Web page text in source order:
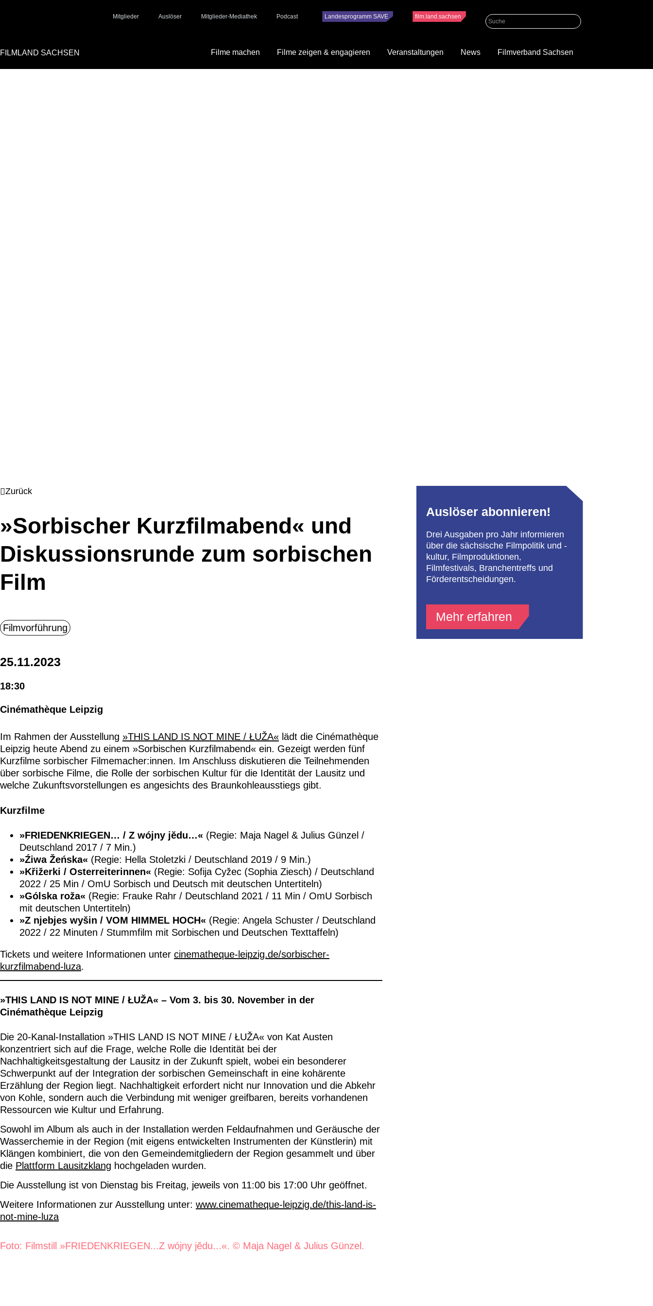
Mitglieder Auslöser Mitglieder-Mediathek Podcast Landesprogramm SAVE film.land.sachsen
FILMLAND SACHSEN Filme machen Filme zeigen & engagieren Veranstaltungen News Filmverband Sachsen
Zurück
»Sorbischer Kurzfilmabend« und
Diskussionsrunde zum sorbischen
Film
25.11.2023
18:30
Cinémathèque Leipzig
Im Rahmen der Ausstellung »THIS LAND IS NOT MINE / ŁUŽA« lädt die Cinémathèque
Leipzig heute Abend zu einem »Sorbischen Kurzfilmabend« ein. Gezeigt werden fünf
Kurzfilme sorbischer Filmemacher:innen. Im Anschluss diskutieren die Teilnehmenden
über sorbische Filme, die Rolle der sorbischen Kultur für die Identität der Lausitz und
welche Zukunftsvorstellungen es angesichts des Braunkohleausstiegs gibt.
Kurzfilme
»FRIEDENKRIEGEN… / Z wójny jĕdu…« (Regie: Maja Nagel & Julius Günzel /
Deutschland 2017 / 7 Min.)
»Źiwa Žeńska« (Regie: Hella Stoletzki / Deutschland 2019 / 9 Min.)
»Křižerki / Osterreiterinnen« (Regie: Sofija Cyžec (Sophia Ziesch) / Deutschland
2022 / 25 Min / OmU Sorbisch und Deutsch mit deutschen Untertiteln)
»Gólska roža« (Regie: Frauke Rahr / Deutschland 2021 / 11 Min / OmU Sorbisch
mit deutschen Untertiteln)
»Z njebjes wyšin / VOM HIMMEL HOCH« (Regie: Angela Schuster / Deutschland
2022 / 22 Minuten / Stummfilm mit Sorbischen und Deutschen Texttaffeln)
Tickets und weitere Informationen unter cinematheque-leipzig.de/sorbischer-
kurzfilmabend-luza.
»THIS LAND IS NOT MINE / ŁUŽA« – Vom 3. bis 30. November in der
Cinémathèque Leipzig
Die 20-Kanal-Installation »THIS LAND IS NOT MINE / ŁUŽA« von Kat Austen
konzentriert sich auf die Frage, welche Rolle die Identität bei der
Nachhaltigkeitsgestaltung der Lausitz in der Zukunft spielt, wobei ein besonderer
Schwerpunkt auf der Integration der sorbischen Gemeinschaft in eine kohärente
Erzählung der Region liegt. Nachhaltigkeit erfordert nicht nur Innovation und die Abkehr
von Kohle, sondern auch die Verbindung mit weniger greifbaren, bereits vorhandenen
Ressourcen wie Kultur und Erfahrung.
Sowohl im Album als auch in der Installation werden Feldaufnahmen und Geräusche der
Wasserchemie in der Region (mit eigens entwickelten Instrumenten der Künstlerin) mit
Klängen kombiniert, die von den Gemeindemitgliedern der Region gesammelt und über
die Plattform Lausitzklang hochgeladen wurden.
Die Ausstellung ist von Dienstag bis Freitag, jeweils von 11:00 bis 17:00 Uhr geöffnet.
Weitere Informationen zur Ausstellung unter: www.cinematheque-leipzig.de/this-land-is-
not-mine-luza
Foto: Filmstill »FRIEDENKRIEGEN...Z wójny jĕdu...«. © Maja Nagel & Julius Günzel.
Auslöser abonnieren!
Drei Ausgaben pro Jahr informieren
über die sächsische Filmpolitik und -
kultur, Filmproduktionen,
Filmfestivals, Branchentreffs und
Förderentscheidungen.
Mehr erfahren